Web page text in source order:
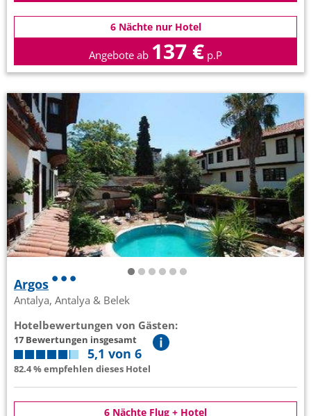
6 Nächte nur Hotel
Angebote ab 137 € p.P
Argos
Antalya, Antalya & Belek
Hotelbewertungen von Gästen:
17 Bewertungen insgesamt
5,1 von 6
82.4 % empfehlen dieses Hotel
6 Nächte Flug + Hotel